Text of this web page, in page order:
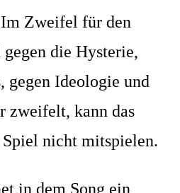
Zweifel für den
die Hysterie,
gegen Ideologie und
zweifelt, kann das
nicht mitspielen.
in dem Song ein